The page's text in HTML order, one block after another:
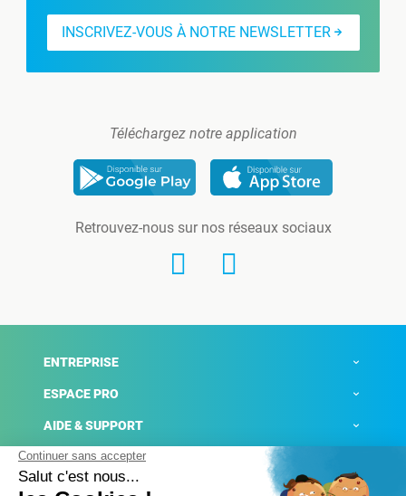
INSCRIVEZ-VOUS À NOTRE NEWSLETTER
Téléchargez notre application
Retrouvez-nous sur nos réseaux sociaux
ENTREPRISE
ESPACE PRO
AIDE & SUPPORT
ACTUALITÉS